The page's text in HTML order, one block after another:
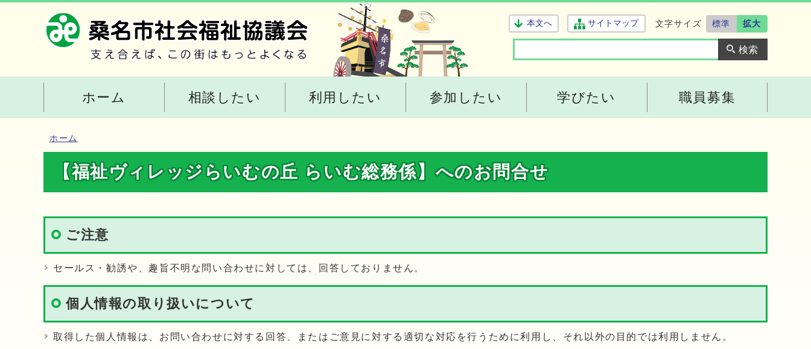
本文へ サイトマップ 文字サイズ 標準 拡大
ホーム 相談したい 利用したい 参加したい 学びたい 職員募集
ホーム
【福祉ヴィレッジらいむの丘 らいむ総務係】へのお問合せ
ご注意
セールス・勧誘や、趣旨不明な問い合わせに対しては、回答しておりません。
個人情報の取り扱いについて
取得した個人情報は、お問い合わせに対する回答、またはご意見に対する適切な対応を行うために利用し、それ以外の目的では利用しません。